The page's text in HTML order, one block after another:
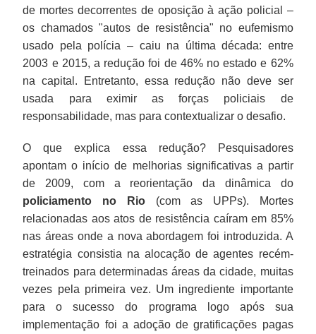
de mortes decorrentes de oposição à ação policial –
os chamados "autos de resistência" no eufemismo
usado pela polícia – caiu na última década: entre
2003 e 2015, a redução foi de 46% no estado e 62%
na capital. Entretanto, essa redução não deve ser
usada para eximir as forças policiais de
responsabilidade, mas para contextualizar o desafio.
O que explica essa redução? Pesquisadores
apontam o início de melhorias significativas a partir
de 2009, com a reorientação da dinâmica do
policiamento no Rio(com as UPPs). Mortes
relacionadas aos atos de resistência caíram em 85%
nas áreas onde a nova abordagem foi introduzida. A
estratégia consistia na alocação de agentes recém-
treinados para determinadas áreas da cidade, muitas
vezes pela primeira vez. Um ingrediente importante
para o sucesso do programa logo após sua
implementação foi a adoção de gratificações pagas